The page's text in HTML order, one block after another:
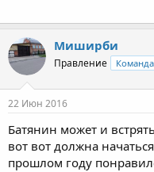
Миширби
Правление
22 Июн 2016
Батянин может и
вот вот должна
прошлом году